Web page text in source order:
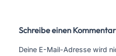
Schreibe einen Kommentar
Deine E-Mail-Adresse wird